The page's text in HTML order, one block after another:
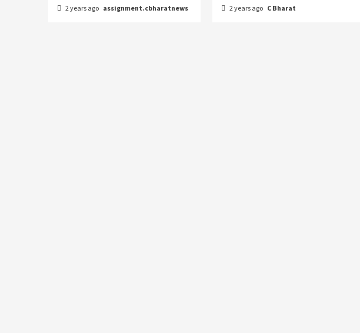
2 years ago assignment.cbharatnews 2 years ago C Bharat